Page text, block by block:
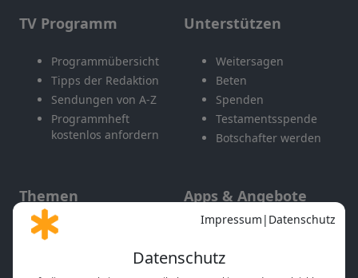
TV Programm
Programmübersicht
Tipps der Redaktion
Sendungen von A-Z
Programmheft
kostenlos anfordern
Unterstützen
Weitersagen
Beten
Spenden
Testamentsspende
Botschafter werden
Themen
Gott und Bibel erklärt
Apps & Angebote
Mobile App